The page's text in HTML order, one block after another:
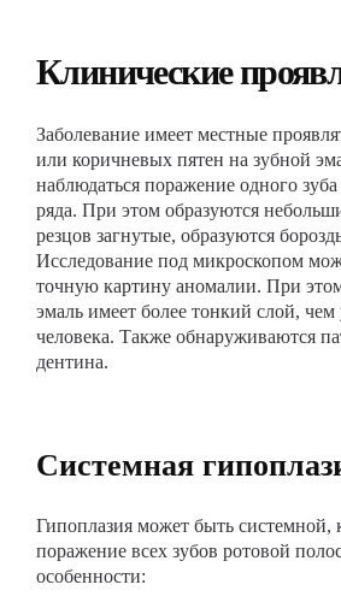
Клинические
Заболевание имеет местные
или коричневых пятен на зубной
наблюдаться поражение одного
ряда. При этом образуются
резцов загнутые, образуются
Исследование под микроскопом
точную картину аномалии. При
эмаль имеет более тонкий слой, чем
человека. Также обнаруживаются
дентина.
Системная
Гипоплазия может быть системной,
поражение всех зубов ротовой
особенности: